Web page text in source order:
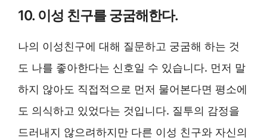
10. 이성 친구를 궁굼해한다.
나의 이성친구에 대해 질문하고 궁굼해 하는 것
도 나를 좋아한다는 신호일 수 있습니다. 먼저 말
하지 않아도 직접적으로 먼저 물어본다면 평소에
도 의식하고 있었다는 것입니다. 질투의 감정을
드러내지 않으려하지만 다른 이성 친구와 자신의